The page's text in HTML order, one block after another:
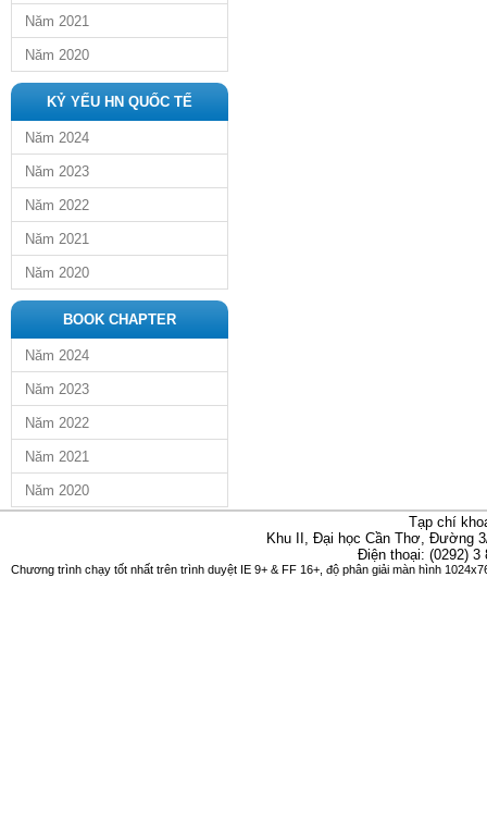
Năm 2021
Năm 2020
KỶ YẾU HN QUỐC TẾ
Năm 2024
Năm 2023
Năm 2022
Năm 2021
Năm 2020
BOOK CHAPTER
Năm 2024
Năm 2023
Năm 2022
Năm 2021
Năm 2020
Tạp chí
Khu II, Đại học Cần Thơ, Đường
Điện thoại: (0292)
Chương trình chạy tốt nhất trên trình duyệt IE 9+ & FF 16+, độ phân giải màn hình